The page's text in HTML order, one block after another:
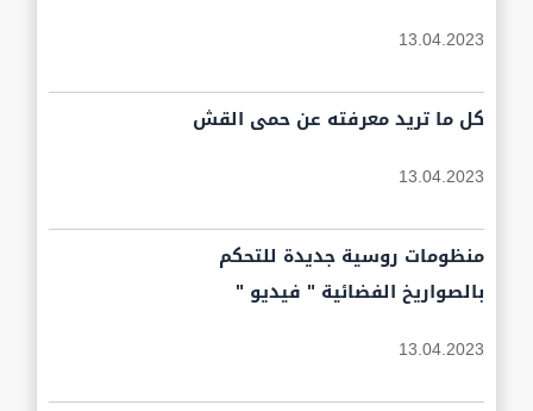
13.04.2023
كل ما تريد معرفته عن حمى القش
13.04.2023
منظومات روسية جديدة للتحكم
بالصواريخ الفضائية " فيديو "
13.04.2023